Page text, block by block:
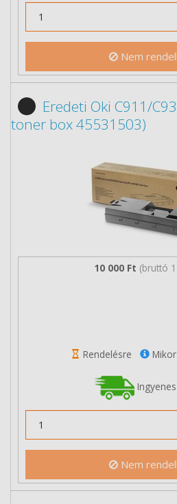
Nem
Eredeti Oki C911/
toner box 45531503)
10 000 Ft (bruttó
Rendelésre
Nem